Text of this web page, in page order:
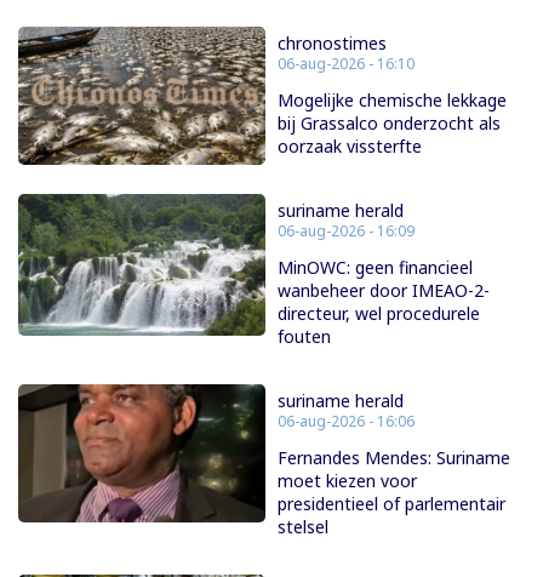
chronostimes
06-aug-2026 - 16:10
Mogelijke chemische lekkage
bij Grassalco onderzocht als
oorzaak vissterfte
suriname herald
06-aug-2026 - 16:09
MinOWC: geen financieel
wanbeheer door IMEAO-2-
directeur, wel procedurele
fouten
suriname herald
06-aug-2026 - 16:06
Fernandes Mendes: Suriname
moet kiezen voor
presidentieel of parlementair
stelsel